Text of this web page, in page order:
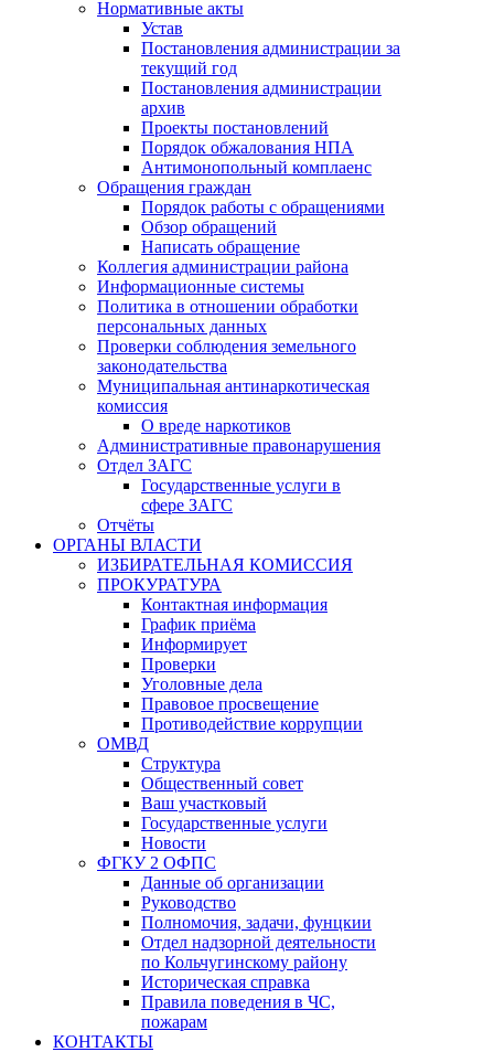
Нормативные акты
Устав
Постановления администрации за
текущий год
Постановления администрации
архив
Проекты постановлений
Порядок обжалования НПА
Антимонопольный комплаенс
Обращения граждан
Порядок работы с обращениями
Обзор обращений
Написать обращение
Коллегия администрации района
Информационные системы
Политика в отношении обработки
персональных данных
Проверки соблюдения земельного
законодательства
Муниципальная антинаркотическая
комиссия
О вреде наркотиков
Административные правонарушения
Отдел ЗАГС
Государственные услуги в
сфере ЗАГС
Отчёты
ОРГАНЫ ВЛАСТИ
ИЗБИРАТЕЛЬНАЯ КОМИССИЯ
ПРОКУРАТУРА
Контактная информация
График приёма
Информирует
Проверки
Уголовные дела
Правовое просвещение
Противодействие коррупции
ОМВД
Структура
Общественный совет
Ваш участковый
Государственные услуги
Новости
ФГКУ 2 ОФПС
Данные об организации
Руководство
Полномочия, задачи, фунцкии
Отдел надзорной деятельности
по Кольчугинскому району
Историческая справка
Правила поведения в ЧС,
пожарам
КОНТАКТЫ